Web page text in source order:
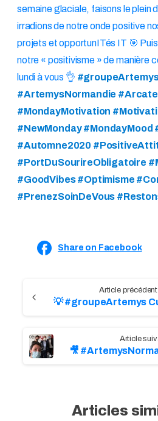
semaine glaciale, faisons le plein
irradions de notre onde positive
projets et opportunITés IT 🎯
notre « positivisme » de manière
lundi à vous 👌
#ArtemysNormandie
#MondayMotivation
#NewMonday #MondayMood
#Automne2020
#PortDuSourireObligatoire
#GoodVibes #Optimisme
#PrenezSoinDeVous
Share on Facebook